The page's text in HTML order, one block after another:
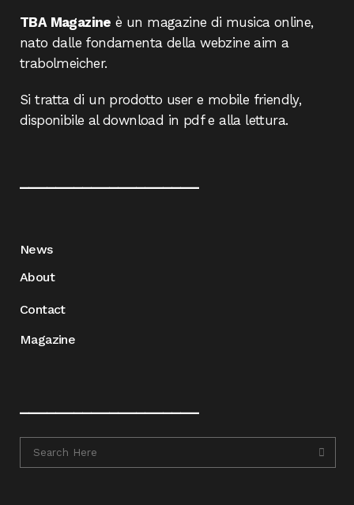
TBA Magazine è un magazine di musica online,
nato dalle fondamenta della webzine aim a
trabolmeicher.
Si tratta di un prodotto user e mobile friendly,
disponibile al download in pdf e alla lettura.
News
About
Contact
Magazine